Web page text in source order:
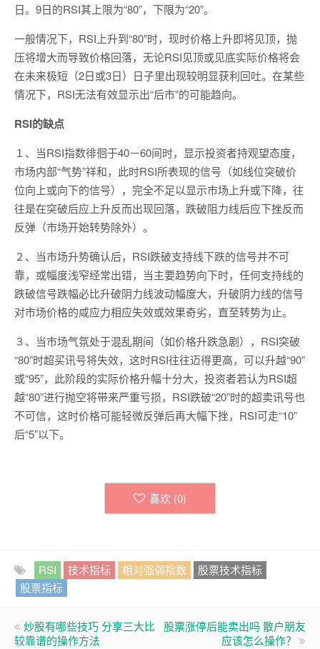
日。9日的RSI其上限为“80”，下限为“20”。
一般情况下，RSI上升到“80”时，现时价格上升即将见顶，抛
压将增大而导致价格回落，无论RSI见顶或见底实际价格将会
在未来极短（2日或3日）日子里出现较明显获利回吐。在某些
情况下，RSI无法有效显示出“后市”的可能趋向。
RSI的缺点
１、当RSI指数徘徊于40－60间时，显示投资者持观望态度，
市场内部“气势”祥和，此时RSI所表现的信号（如线位突破价
位向上或向下的信号），完全不足以显示市场上升或下降，往
往是在突破后应上升反而出现回落，跌破阻力线后应下挫反而
反弹（市场开始转势除外）。
２、当市场升势确认后，RSI跌破支持线下跌的信号并不可
靠，或幅度浅窄经常出错，当主要趋势向下时，任何支持线的
跌破信号跌幅必比升破阴力线波动幅度大，升破阴力线的信号
对市场价格的咸应力相应失效或效果奇劣，直至转势为止。
３、当市场气氛处于混乱期间（如价格升跌急剧），RSI突破
“80”时超买讯号将失效，这时RSI往往迈得更高，可以升越“90”
或“95”，此阶段的实际价格升幅十分大，投资者若认为RSI超
越“80”进行抛空将带来严重亏损，RSI跌破“20”时的超卖讯号也
不可信，这时价格可能轻微反弹后再大幅下挫，RSI可走“10”
后“5”以下。
喜欢 (0)
RSI 技术指标 相对强弱指数
股票技术指标
股票指标
炒股有哪些技巧 分享三大比
较靠谱的操作方法
股票涨停后能卖出吗 散户朋友
应该怎么操作？